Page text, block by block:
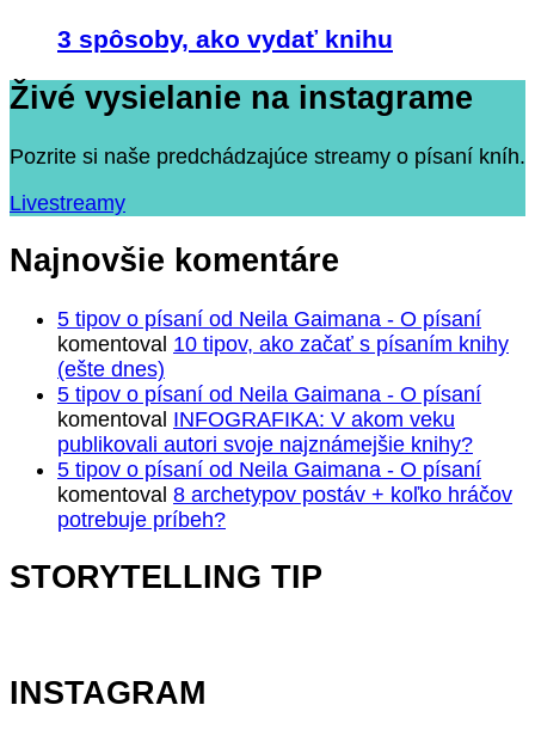
3 spôsoby, ako vydať knihu
Živé vysielanie na instagrame
Pozrite si naše predchádzajúce streamy o písaní kníh.
Livestreamy
Najnovšie komentáre
5 tipov o písaní od Neila Gaimana - O písaní
komentoval 10 tipov, ako začať s písaním knihy
(ešte dnes)
5 tipov o písaní od Neila Gaimana - O písaní
komentoval INFOGRAFIKA: V akom veku
publikovali autori svoje najznámejšie knihy?
5 tipov o písaní od Neila Gaimana - O písaní
komentoval 8 archetypov postáv + koľko hráčov
potrebuje príbeh?
STORYTELLING TIP
INSTAGRAM